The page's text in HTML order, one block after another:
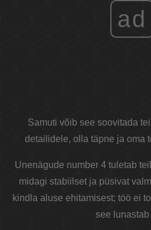
ad
Samuti võib see soovitada
detailidele, olla täpne ja oma
Unenägude number 4 tuletab
midagi stabiilset ja püsivat
kindla aluse ehitamisest; töö ei
see lunastab